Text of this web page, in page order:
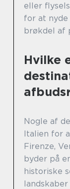
eller
for at
brøkdel af
Hvilke
Nogle af
Italien for
Firenze,
byder på
historiske